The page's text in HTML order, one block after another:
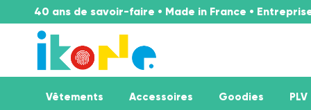
40 ans de savoir-faire • Made in France •
Vêtements Accessoires Goodies PLV